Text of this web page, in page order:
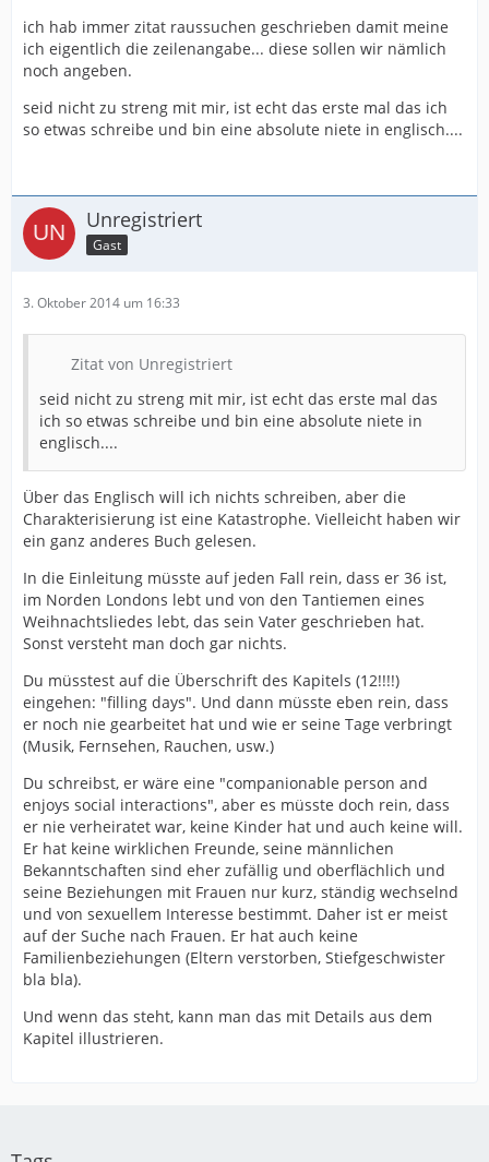
ich hab immer zitat raussuchen geschrieben damit meine
ich eigentlich die zeilenangabe... diese sollen wir nämlich
noch angeben.
seid nicht zu streng mit mir, ist echt das erste mal das ich
so etwas schreibe und bin eine absolute niete in englisch....
Unregistriert
Gast
3. Oktober 2014 um 16:33
Zitat von Unregistriert
seid nicht zu streng mit mir, ist echt das erste mal das
ich so etwas schreibe und bin eine absolute niete in
englisch....
Über das Englisch will ich nichts schreiben, aber die
Charakterisierung ist eine Katastrophe. Vielleicht haben wir
ein ganz anderes Buch gelesen.
In die Einleitung müsste auf jeden Fall rein, dass er 36 ist,
im Norden Londons lebt und von den Tantiemen eines
Weihnachtsliedes lebt, das sein Vater geschrieben hat.
Sonst versteht man doch gar nichts.
Du müsstest auf die Überschrift des Kapitels (12!!!!)
eingehen: "filling days". Und dann müsste eben rein, dass
er noch nie gearbeitet hat und wie er seine Tage verbringt
(Musik, Fernsehen, Rauchen, usw.)
Du schreibst, er wäre eine "companionable person and
enjoys social interactions", aber es müsste doch rein, dass
er nie verheiratet war, keine Kinder hat und auch keine will.
Er hat keine wirklichen Freunde, seine männlichen
Bekanntschaften sind eher zufällig und oberflächlich und
seine Beziehungen mit Frauen nur kurz, ständig wechselnd
und von sexuellem Interesse bestimmt. Daher ist er meist
auf der Suche nach Frauen. Er hat auch keine
Familienbeziehungen (Eltern verstorben, Stiefgeschwister
bla bla).
Und wenn das steht, kann man das mit Details aus dem
Kapitel illustrieren.